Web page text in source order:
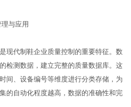
与应用
代制鞋企业质量控制的重要特征。数
检测数据，建立完整的质量数据库。这
间、设备编号等维度进行分类存储，为
的自动化程度越高，数据的准确性和完